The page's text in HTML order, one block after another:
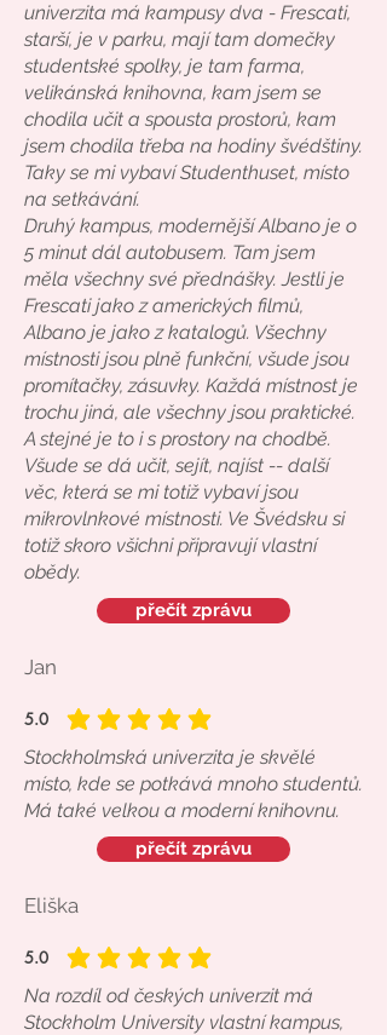
univerzita má kampusy dva - Frescati,
starší, je v parku, mají tam domečky
studentské spolky, je tam farma,
velikánská knihovna, kam jsem se
chodila učit a spousta prostorů, kam
jsem chodila třeba na hodiny švédštiny.
Taky se mi vybaví Studenthuset, místo
na setkávání.
Druhý kampus, modernější Albano je o
5 minut dál autobusem. Tam jsem
měla všechny své přednášky. Jestli je
Frescati jako z amerických filmů,
Albano je jako z katalogů. Všechny
místnosti jsou plně funkční, všude jsou
promítačky, zásuvky. Každá místnost je
trochu jiná, ale všechny jsou praktické.
A stejné je to i s prostory na chodbě.
Všude se dá učit, sejít, najíst -- další
věc, která se mi totiž vybaví jsou
mikrovlnkové místnosti. Ve Švédsku si
totiž skoro všichni připravují vlastní
obědy.
přečít zprávu
Jan
5.0
average rating is 5 out of 5
Stockholmská univerzita je skvělé
místo, kde se potkává mnoho studentů.
Má také velkou a moderní knihovnu.
přečít zprávu
Eliška
5.0
average rating is 5 out of 5
Na rozdíl od českých univerzit má
Stockholm University vlastní kampus,